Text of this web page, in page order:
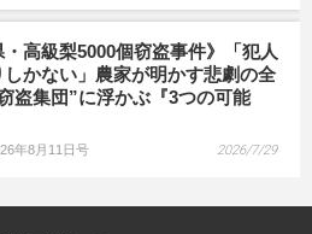
・高級梨5000個窃盗事件》「犯人
しかない」農家が明かす悲劇の全
盗集団”に浮かぶ『3つの可能
年8月11日号 2026/7/29